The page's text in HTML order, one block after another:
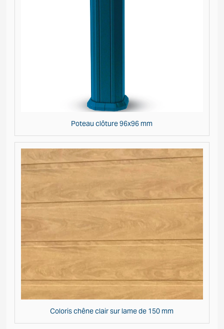
Poteau clôture 96x96 mm
Coloris chêne clair sur lame de 150 mm